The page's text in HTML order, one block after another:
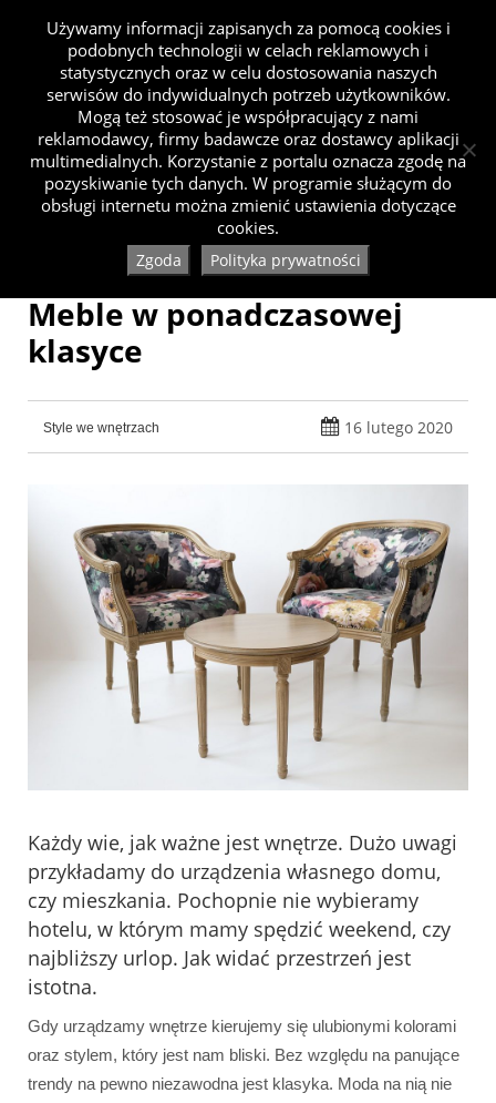
Meble w ponadczasowej
klasyce
Style we wnętrzach 16 lutego 2020
Każdy wie, jak ważne jest wnętrze. Dużo uwagi
przykładamy do urządzenia własnego domu,
czy mieszkania. Pochopnie nie wybieramy
hotelu, w którym mamy spędzić weekend, czy
najbliższy urlop. Jak widać przestrzeń jest
istotna.
Gdy urządzamy wnętrze kierujemy się ulubionymi kolorami
oraz stylem, który jest nam bliski. Bez względu na panujące
trendy na pewno niezawodna jest klasyka. Moda na nią nie
Używamy informacji zapisanych za pomocą cookies i
podobnych technologii w celach reklamowych i
statystycznych oraz w celu dostosowania naszych
serwisów do indywidualnych potrzeb użytkowników.
Mogą też stosować je współpracujący z nami
reklamodawcy, firmy badawcze oraz dostawcy aplikacji
multimedialnych. Korzystanie z portalu oznacza zgodę na
pozyskiwanie tych danych. W programie służącym do
obsługi internetu można zmienić ustawienia dotyczące
cookies.
Zgoda Polityka prywatności